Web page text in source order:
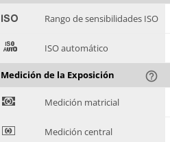
' Rango de sensibilidades ISO
( ISO automático
Medición de la Exposición help_outline
) Medición matricial
* Medición central